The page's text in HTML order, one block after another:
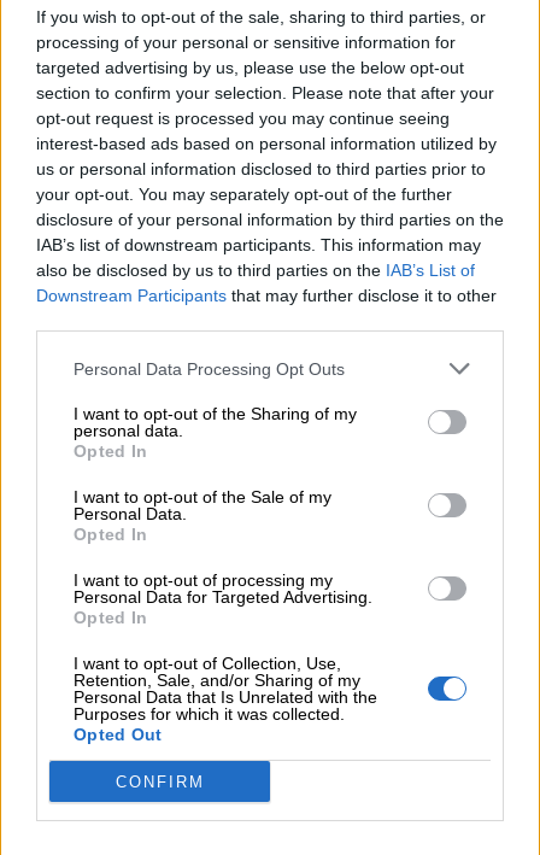
If you wish to opt-out of the sale, sharing to third parties, or
processing of your personal or sensitive information for
targeted advertising by us, please use the below opt-out
section to confirm your selection. Please note that after your
opt-out request is processed you may continue seeing
interest-based ads based on personal information utilized by
us or personal information disclosed to third parties prior to
your opt-out. You may separately opt-out of the further
disclosure of your personal information by third parties on the
IAB’s list of downstream participants. This information may
also be disclosed by us to third parties on the IAB’s List of
Downstream Participants that may further disclose it to other
Personal Data Processing Opt Outs
I want to opt-out of the Sharing of my
personal data.
Opted In
I want to opt-out of the Sale of my
Personal Data.
Opted In
I want to opt-out of processing my
Personal Data for Targeted Advertising.
Opted In
I want to opt-out of Collection, Use,
Retention, Sale, and/or Sharing of my
Personal Data that Is Unrelated with the
Purposes for which it was collected.
Opted Out
CONFIRM
στις αγορές, οι «κρυμμένες» αξίες της ΓΕΚ ΤΕΡΝΑ
05.08.2026 - 08:37
Ιωάννης Μπολέτης – ΩΝΑΣΕΙΟ
04.08.2026 - 15:33
ERGO Hellas: Μέτρα στήριξης για τους πληγέντες
ασφαλισμένους της από τις πυρκαγιές
04.08.2026 - 12:40
Τράπεζα Κύπρου: Ενισχυμένες κατά 31% οι ασφαλιστικές
υπηρεσίες - Κέρδη €252 εκατ. (+7%) και ROTE 18.8% στο
εξάμηνο
ΠΕΡΙΣΣΟΤΕΡΑ